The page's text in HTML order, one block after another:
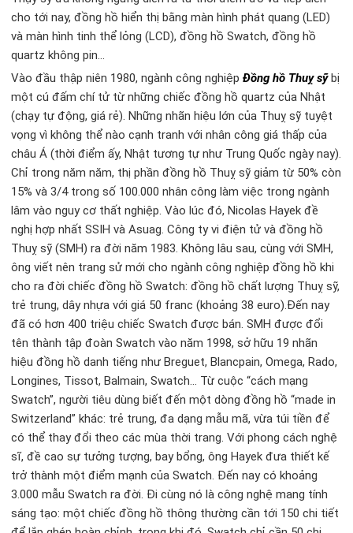
cho tới nay, đồng hồ hiển thị bằng màn hình phát quang (LED)
và màn hình tinh thể lỏng (LCD), đồng hồ Swatch, đồng hồ
quartz không pin…
Vào đầu thập niên 1980, ngành công nghiệpĐồng hồ Thuỵ sỹbị
một cú đấm chí tử từ những chiếc đồng hồ quartz của Nhật
(chạy tự động, giá rẻ). Những nhãn hiệu lớn của Thuỵ sỹ tuyệt
vọng vì không thể nào cạnh tranh với nhân công giá thấp của
châu Á (thời điểm ấy, Nhật tương tự như Trung Quốc ngày nay).
Chỉ trong năm năm, thị phần đồng hồ Thuỵ sỹ giảm từ 50% còn
15% và 3/4 trong số 100.000 nhân công làm việc trong ngành
lâm vào nguy cơ thất nghiệp. Vào lúc đó, Nicolas Hayek đề
nghị hợp nhất SSIH và Asuag. Công ty vi điện tử và đồng hồ
Thuỵ sỹ (SMH) ra đời năm 1983. Không lâu sau, cùng với SMH,
ông viết nên trang sử mới cho ngành công nghiệp đồng hồ khi
cho ra đời chiếc đồng hồ Swatch: đồng hồ chất lượng Thuỵ sỹ,
trẻ trung, dây nhựa với giá 50 franc (khoảng 38 euro).Đến nay
đã có hơn 400 triệu chiếc Swatch được bán. SMH được đổi
tên thành tập đoàn Swatch vào năm 1998, sở hữu 19 nhãn
hiệu đồng hồ danh tiếng như Breguet, Blancpain, Omega, Rado,
Longines, Tissot, Balmain, Swatch… Từ cuộc “cách mạng
Swatch”, người tiêu dùng biết đến một dòng đồng hồ “made in
Switzerland” khác: trẻ trung, đa dạng mẫu mã, vừa túi tiền để
có thể thay đổi theo các mùa thời trang. Với phong cách nghệ
sĩ, đề cao sự tưởng tượng, bay bổng, ông Hayek đưa thiết kế
trở thành một điểm mạnh của Swatch. Đến nay có khoảng
3.000 mẫu Swatch ra đời. Đi cùng nó là công nghệ mang tính
sáng tạo: một chiếc đồng hồ thông thường cần tới 150 chi tiết